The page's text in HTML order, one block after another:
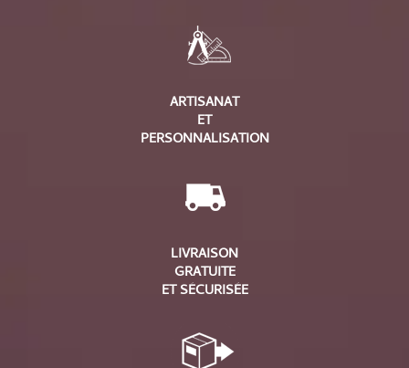
ARTISANAT
ET
PERSONNALISATION
LIVRAISON
GRATUITE
ET SÉCURISÉE